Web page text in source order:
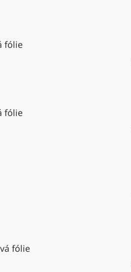
fólie
fólie
fólie